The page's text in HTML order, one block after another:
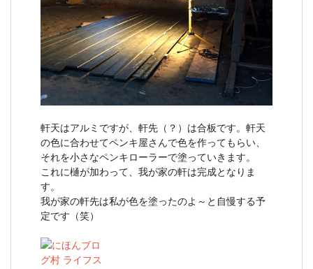
軒天はアルミですが、軒先（？）は合板です。軒天
の色に合わせてペンキ屋さんで色を作ってもらい、
それを小さなペンキローラーで塗っていきます。
これに樋が加わって、我が家の軒は完成となりま
す。
我が家の軒先は私が色を塗ったのよ～と自慢する予
定です（笑）